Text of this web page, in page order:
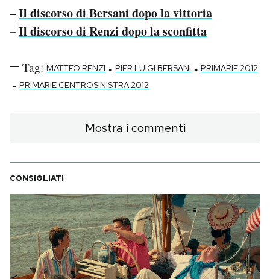
–Il discorso di Bersani dopo la vittoria
–Il discorso di Renzi dopo la sconfitta
Tag: MATTEO RENZI - PIER LUIGI BERSANI - PRIMARIE 2012
- PRIMARIE CENTROSINISTRA 2012
Mostra i commenti
CONSIGLIATI